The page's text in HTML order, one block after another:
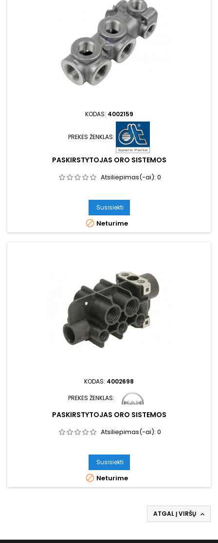
KODAS: 4002159
PREKĖS ŽENKLAS:
PASKIRSTYTOJAS ORO SISTEMOS
Atsiliepimas(-ai): 0
Susisiekti
 Neturime
KODAS: 4002698
PREKĖS ŽENKLAS:
PASKIRSTYTOJAS ORO SISTEMOS
Atsiliepimas(-ai): 0
Susisiekti
 Neturime
ATGAL Į VIRŠŲ 